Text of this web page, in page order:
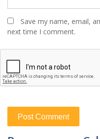
Save my name, email,
next time I comment.